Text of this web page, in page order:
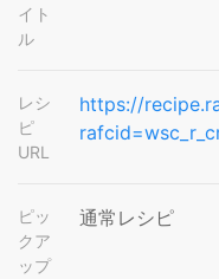
イト
ル
レシ
ピ
URL
https://
ピッ
クア
ップ
通常レシピ